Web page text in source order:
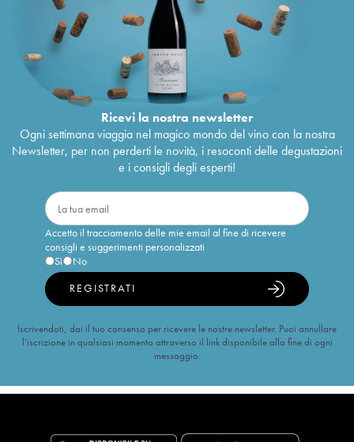
Ricevi la nostra newsletter
Ogni settimana viaggia nel magico mondo del vino con la nostra
Newsletter, per non perderti le novità, i resoconti delle degustazioni
e i consigli degli esperti!
Accetto il tracciamento delle mie email al fine di ricevere
consigli e suggerimenti personalizzati
Sì
No
REGISTRATI
Iscrivendoti, dai il tuo consenso per ricevere le nostre newsletter. Puoi annullare
l’iscrizione in qualsiasi momento attraverso il link disponibile alla fine di ogni
messaggio.